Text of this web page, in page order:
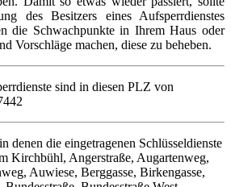
des Besitzers eines Aufsperrdienstes
die Schwachpunkte in Ihrem Haus oder
Vorschläge machen, diese zu beheben.
sind in diesen PLZ von
denen die eingetragenen Schlüsseldienste
Kirchbühl, Angerstraße, Augartenweg,
Auwiese, Berggasse, Birkengasse,